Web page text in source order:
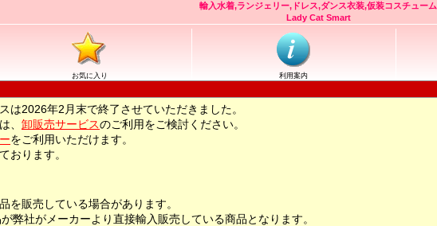
輸入水着,ランジェリー,ドレス,ダンス衣装,仮装コスチューム
Lady Cat Smart
お気に入り 利用案内
は2026年2月末で終了させていただきました。
、 卸販売サービスのご利用をご検討ください。
をご利用いただけます。
おります。
を販売している場合があります。
弊社がメーカーより直接輸入販売している商品となります。